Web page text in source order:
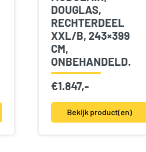
DOUGLAS,
RECHTERDEEL
XXL/B, 243×399
CM,
ONBEHANDELD.
€1.847,-
Bekijk product(en)